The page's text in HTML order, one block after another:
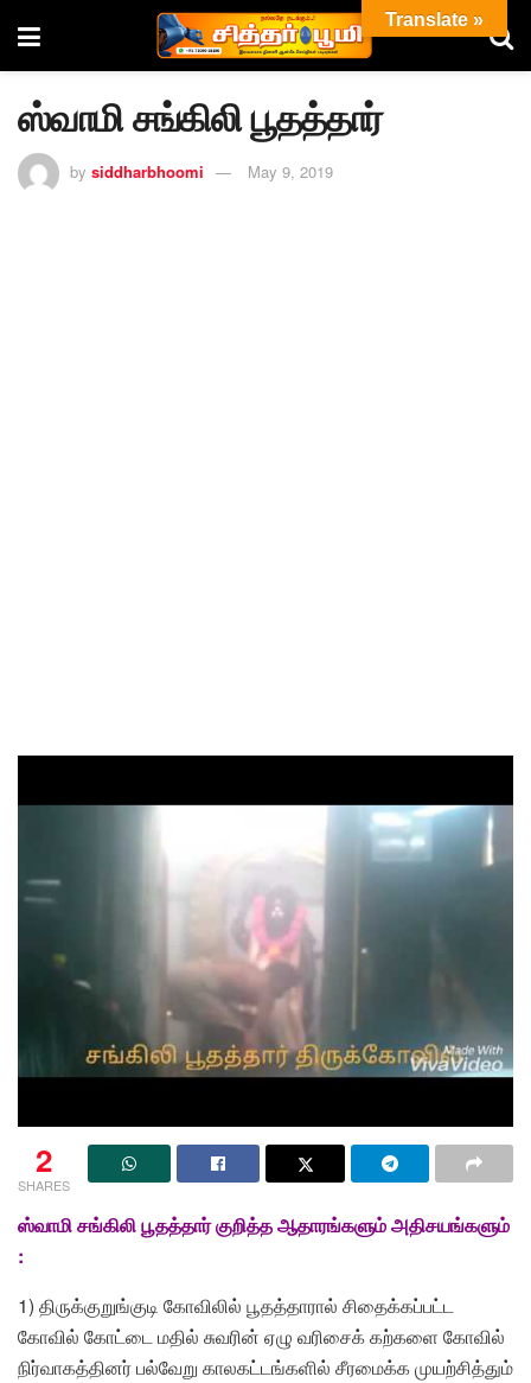
ஸ்வாமி சங்கிலி பூதத்தார்
by siddharbhoomi May 9, 2019
2
SHARES
ஸ்வாமி சங்கிலி பூதத்தார் குறித்த ஆதாரங்களும் அதிசயங்களும்
:
1) திருக்குறுங்குடி கோவிலில் பூதத்தாரால் சிதைக்கப்பட்ட
கோவில் கோட்டை மதில் சுவரின் ஏழு வரிசைக் கற்களை கோவில்
நிர்வாகத்தினர் பல்வேறு காலகட்டங்களில் சீரமைக்க முயற்சித்தும்
Translate »